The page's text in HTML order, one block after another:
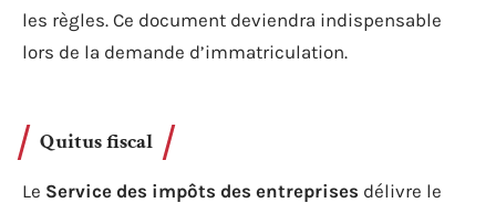
les règles. Ce document deviendra indispensable
lors de la demande d’immatriculation.
Quitus fiscal
Le Service des impôts des entreprises délivre le